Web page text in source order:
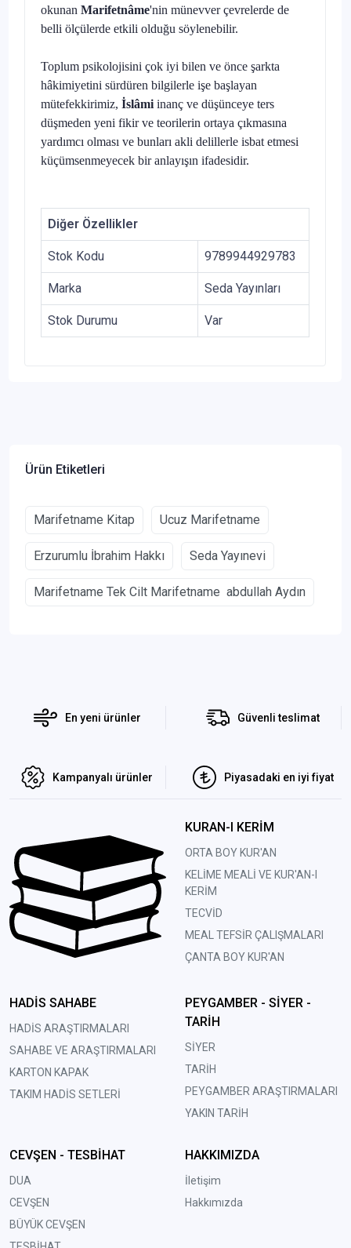
okunan Marifetnâme'nin münevver çevrelerde de
belli ölçülerde etkili olduğu söy­lenebilir.
Toplum psikolojisini çok iyi bilen ve önce şarkta
hâkimiyetini sür­düren bilgilerle işe başlayan
mütefekkirimiz, İslâmi inanç ve düşünceye ters
düşmeden yeni fikir ve teorilerin ortaya çıkmasına
yardımcı olması ve bunları akli delillerle isbat etmesi
küçümsenmeyecek bir anlayışın ifadesidir.
Diğer Özellikler
Stok Kodu 9789944929783
Marka Seda Yayınları
Stok Durumu Var
Ürün Etiketleri
Marifetname Kitap Ucuz Marifetname
Erzurumlu İbrahim Hakkı Seda Yayınevi
Marifetname Tek Cilt Marifetname abdullah Aydın
En yeni ürünler Güvenli teslimat
Kampanyalı ürünler Piyasadaki en iyi fiyat
KURAN-I KERİM
ORTA BOY KUR'AN
KELİME MEALİ VE KUR'AN-I
KERİM
TECVİD
MEAL TEFSİR ÇALIŞMALARI
ÇANTA BOY KUR'AN
HADİS SAHABE
HADİS ARAŞTIRMALARI
SAHABE VE ARAŞTIRMALARI
KARTON KAPAK
TAKIM HADİS SETLERİ
PEYGAMBER - SİYER -
TARİH
SİYER
TARİH
PEYGAMBER ARAŞTIRMALARI
YAKIN TARİH
CEVŞEN - TESBİHAT
DUA
CEVŞEN
BÜYÜK CEVŞEN
HAKKIMIZDA
İletişim
Hakkımızda